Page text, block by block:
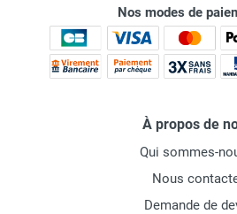
Nos modes de
À propos de
Qui sommes-
Nous
Demande de